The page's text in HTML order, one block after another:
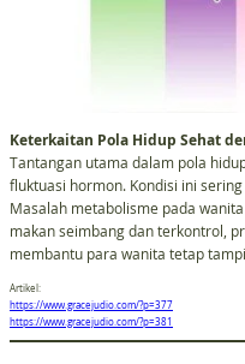
Keterkaitan Pola Hidup Sehat
Tantangan utama dalam pola
fluktuasi hormon. Kondisi ini
Masalah metabolisme pada
makan seimbang dan terkontrol,
membantu para wanita tetap
Artikel:
https://www.gracejudio.com/?p=377
https://www.gracejudio.com/?p=381